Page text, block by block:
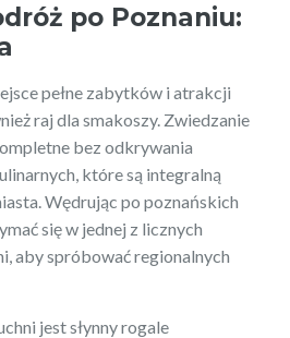
po Poznaniu:
pełne zabytków i atrakcji
raj dla smakoszy. Zwiedzanie
bez odkrywania
które są integralną
Wędrując po poznańskich
się w jednej z licznych
aby spróbować regionalnych
jest słynny rogale